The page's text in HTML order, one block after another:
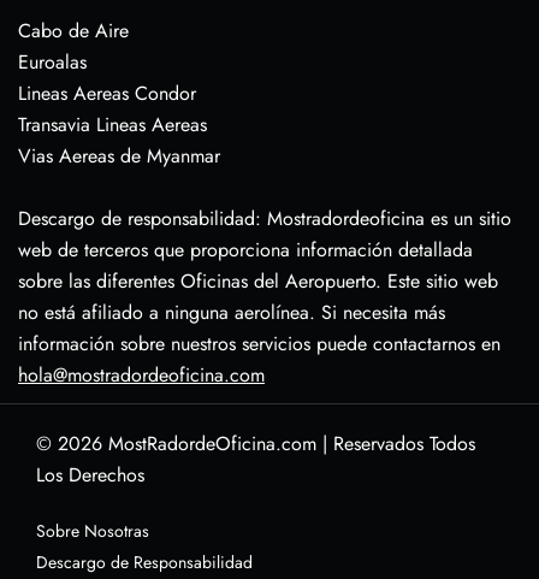
Cabo de Aire
Euroalas
Lineas Aereas Condor
Transavia Lineas Aereas
Vias Aereas de Myanmar
Descargo de responsabilidad: Mostradordeoficina es un sitio
web de terceros que proporciona información detallada
sobre las diferentes Oficinas del Aeropuerto. Este sitio web
no está afiliado a ninguna aerolínea. Si necesita más
información sobre nuestros servicios puede contactarnos en
hola@mostradordeoficina.com
© 2026 MostRadordeOficina.com | Reservados Todos
Los Derechos
Sobre Nosotras
Descargo de Responsabilidad